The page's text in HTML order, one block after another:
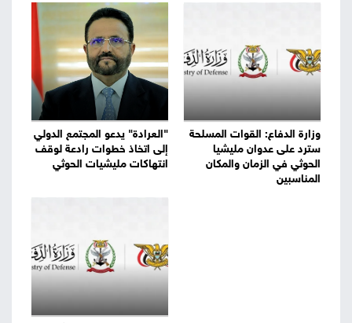
وزارة الدفاع: القوات المسلحة
سترد على عدوان مليشيا
الحوثي في الزمان والمكان
المناسبين
"العرادة" يدعو المجتمع الدولي
إلى اتخاذ خطوات رادعة لوقف
انتهاكات مليشيات الحوثي